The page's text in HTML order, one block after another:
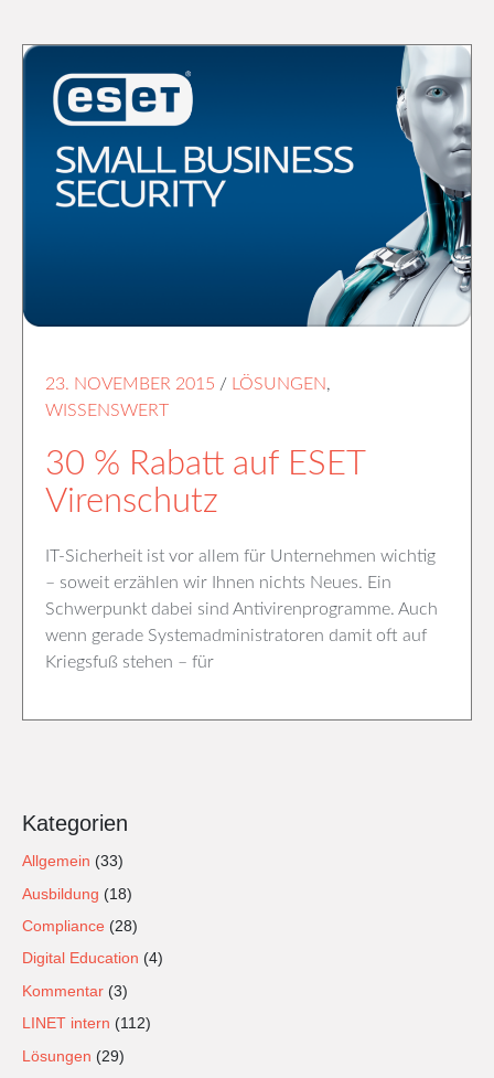
23. NOVEMBER 2015 / LÖSUNGEN,
WISSENSWERT
30 % Rabatt auf ESET
Virenschutz
IT-Sicherheit ist vor allem für Unternehmen wichtig
– soweit erzählen wir Ihnen nichts Neues. Ein
Schwerpunkt dabei sind Antivirenprogramme. Auch
wenn gerade Systemadministratoren damit oft auf
Kriegsfuß stehen – für
Kategorien
Allgemein (33)
Ausbildung (18)
Compliance (28)
Digital Education (4)
Kommentar (3)
LINET intern (112)
Lösungen (29)